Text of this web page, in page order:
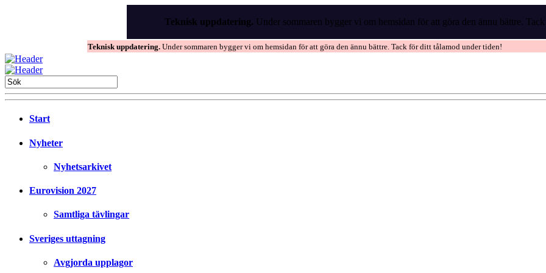
Teknisk uppdatering. Under sommaren bygger vi om hemsidan för att göra den ännu bättre.
Teknisk uppdatering. Under sommaren bygger vi om hemsidan för att göra den ännu bättre. Tack för ditt tålamod under tiden!
Start
Nyheter
Nyhetsarkivet
Eurovision 2027
Samtliga tävlingar
Sveriges uttagning
Avgjorda upplagor